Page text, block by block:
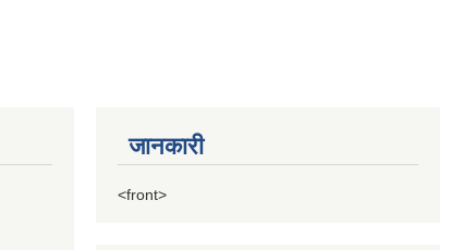
जानकारी
<front>